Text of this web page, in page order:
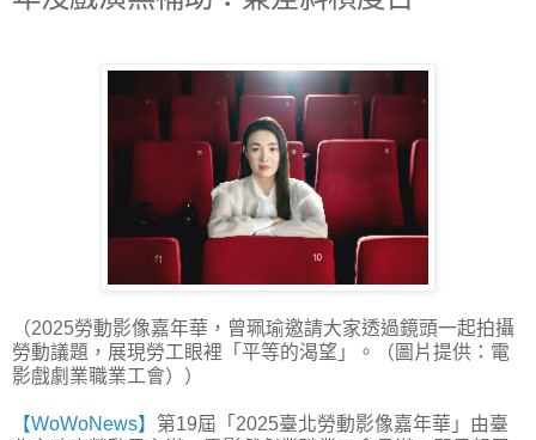
（2025勞動影像嘉年華，曾珮瑜邀請大家透過鏡頭一起拍攝
勞動議題，展現勞工眼裡「平等的渴望」。（圖片提供：電
影戲劇業職業工會））
【WoWoNews】 第19屆「2025臺北勞動影像嘉年華」由臺